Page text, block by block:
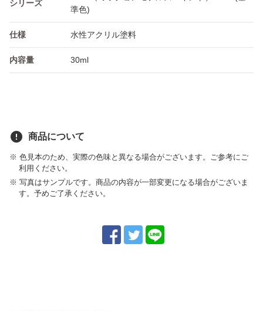
シリーズ
準色)
仕様 水性アクリル塗料
内容量 30ml
error 商品について
※ 色見本のため、実際の色味と異なる場合がございます。ご参考にご
利用ください。
※ 写真はサンプルです。商品の内容が一部変更になる場合がございま
す。予めご了承ください。